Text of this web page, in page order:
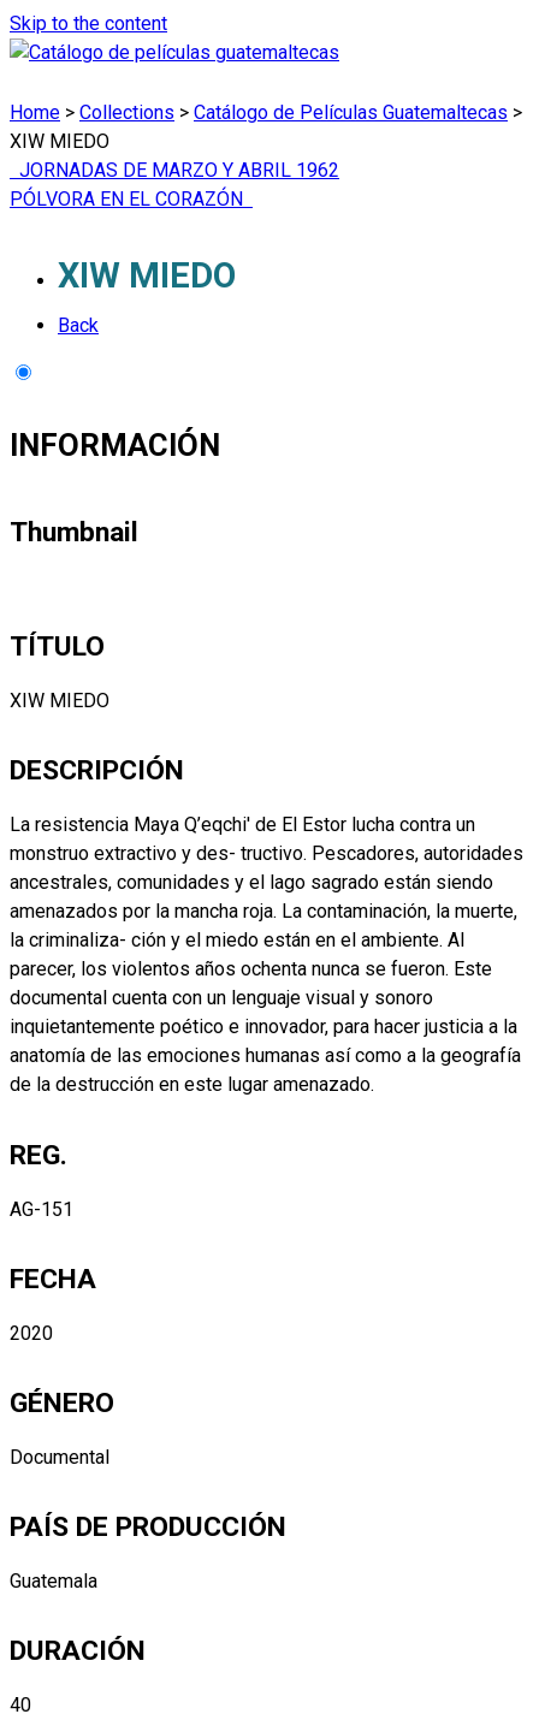
Skip to the content
Home > Collections > Catálogo de Películas Guatemaltecas >
XIW MIEDO
JORNADAS DE MARZO Y ABRIL 1962
PÓLVORA EN EL CORAZÓN
XIW MIEDO
Back
INFORMACIÓN
Thumbnail
TÍTULO
XIW MIEDO
DESCRIPCIÓN
La resistencia Maya Q’eqchi' de El Estor lucha contra un
monstruo extractivo y des- tructivo. Pescadores, autoridades
ancestrales, comunidades y el lago sagrado están siendo
amenazados por la mancha roja. La contaminación, la muerte,
la criminaliza- ción y el miedo están en el ambiente. Al
parecer, los violentos años ochenta nunca se fueron. Este
documental cuenta con un lenguaje visual y sonoro
inquietantemente poético e innovador, para hacer justicia a la
anatomía de las emociones humanas así como a la geografía
de la destrucción en este lugar amenazado.
REG.
AG-151
FECHA
2020
GÉNERO
Documental
PAÍS DE PRODUCCIÓN
Guatemala
DURACIÓN
40